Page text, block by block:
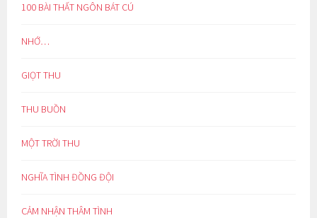
100 BÀI THẤT NGÔN BÁT CÚ
NHỚ…
GIỌT THU
THU BUỒN
MỘT TRỜI THU
NGHĨA TÌNH ĐỒNG ĐỘI
CẢM NHẬN THÂM TÌNH